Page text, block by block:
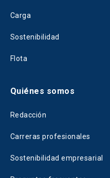
Carga
Sostenibilidad
Flota
Quiénes somos
Redacción
Carreras profesionales
Sostenibilidad empresarial